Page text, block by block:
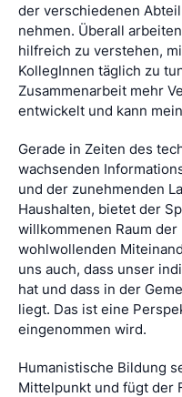
der verschiedenen
nehmen. Überall
hilfreich zu verstehen,
KollegInnen täglich zu
Zusammenarbeit mehr
entwickelt und kann
Gerade in Zeiten des
wachsenden
und der zunehmenden
Haushalten, bietet der
willkommenen Raum
wohlwollenden
uns auch, dass unser
hat und dass in der
liegt. Das ist eine
eingenommen wird.
Humanistische Bildung
Mittelpunkt und fügt der